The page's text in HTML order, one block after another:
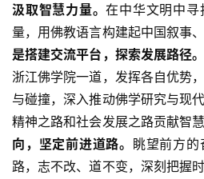
礼
视
频
纪
录
汲取智慧力量。在中华文明中寻
量，用佛教语言构建起中国叙事
是搭建交流平台，探索发展路径
浙江佛学院一道，发挥各自优势
与碰撞，深入推动佛学研究与现
精神之路和社会发展之路贡献智慧
向，坚定前进道路。 眺望前方的
路，志不改、道不变，深刻把握